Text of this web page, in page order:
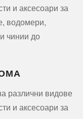
и аксесоари за
водомери,
чинии до
различни видове
и аксесоари за